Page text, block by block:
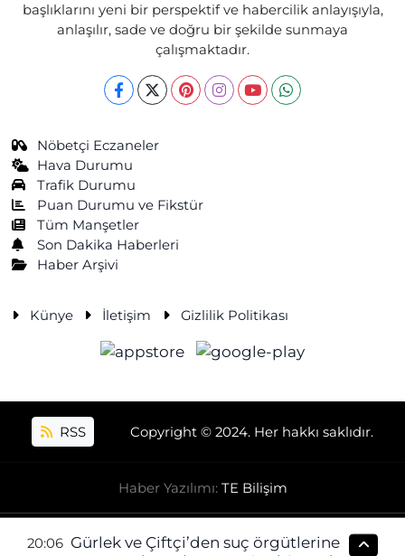
başlıklarını yeni bir perspektif ve habercilik anlayışıyla,
anlaşılır, sade ve doğru bir şekilde sunmaya
çalışmaktadır.
Nöbetçi Eczaneler
Hava Durumu
Trafik Durumu
Puan Durumu ve Fikstür
Tüm Manşetler
Son Dakika Haberleri
Haber Arşivi
Künye İletişim Gizlilik Politikası
RSS Copyright © 2024. Her hakkı saklıdır.
Haber Yazılımı: TE Bilişim
20:06 Gürlek ve Çiftçi’den suç örgütlerine